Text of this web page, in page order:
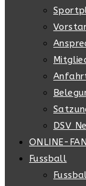
DSV
ONLINE-
Fussball